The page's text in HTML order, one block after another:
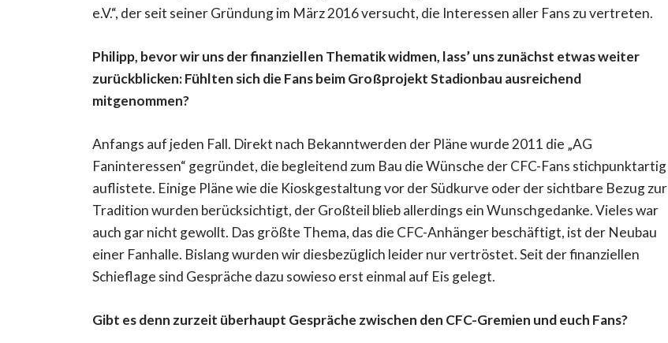
e.V.“, der seit seiner Gründung im März 2016 versucht, die Interessen aller Fans zu vertreten.
Philipp, bevor wir uns der finanziellen Thematik widmen, lass’ uns zunächst etwas weiter
zurückblicken: Fühlten sich die Fans beim Großprojekt Stadionbau ausreichend
mitgenommen?
Anfangs auf jeden Fall. Direkt nach Bekanntwerden der Pläne wurde 2011 die „AG
Faninteressen“ gegründet, die begleitend zum Bau die Wünsche der CFC-Fans stichpunktartig
auflistete. Einige Pläne wie die Kioskgestaltung vor der Südkurve oder der sichtbare Bezug zur
Tradition wurden berücksichtigt, der Großteil blieb allerdings ein Wunschgedanke. Vieles war
auch gar nicht gewollt. Das größte Thema, das die CFC-Anhänger beschäftigt, ist der Neubau
einer Fanhalle. Bislang wurden wir diesbezüglich leider nur vertröstet. Seit der finanziellen
Schieflage sind Gespräche dazu sowieso erst einmal auf Eis gelegt.
Gibt es denn zurzeit überhaupt Gespräche zwischen den CFC-Gremien und euch Fans?